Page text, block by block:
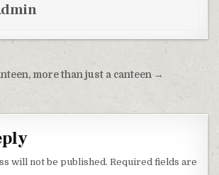
more than just a canteen →
will not be published. Required fields are